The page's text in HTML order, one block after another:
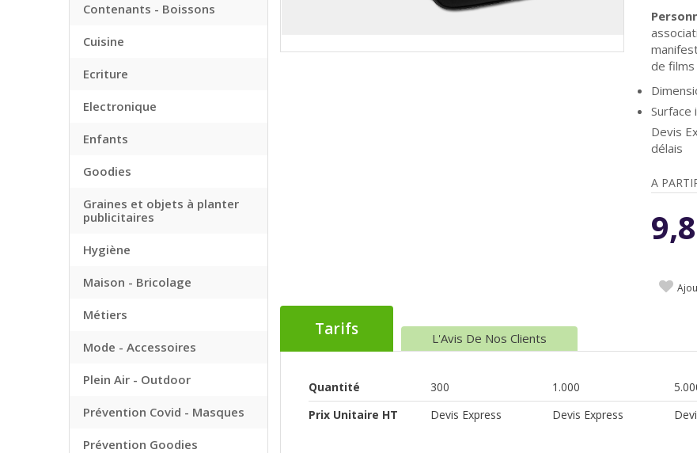
Contenants - Boissons
Cuisine
Ecriture
Electronique
Enfants
Goodies
Graines et objets à planter
publicitaires
Hygiène
Maison - Bricolage
Métiers
Mode - Accessoires
Plein Air - Outdoor
Prévention Covid - Masques
Prévention Goodies
de films
Surface
Devis
délais
A
Tarifs L'Avis De Nos Clients
Quantité 300 1.000
Prix Unitaire HT
Devis Express Devis Express